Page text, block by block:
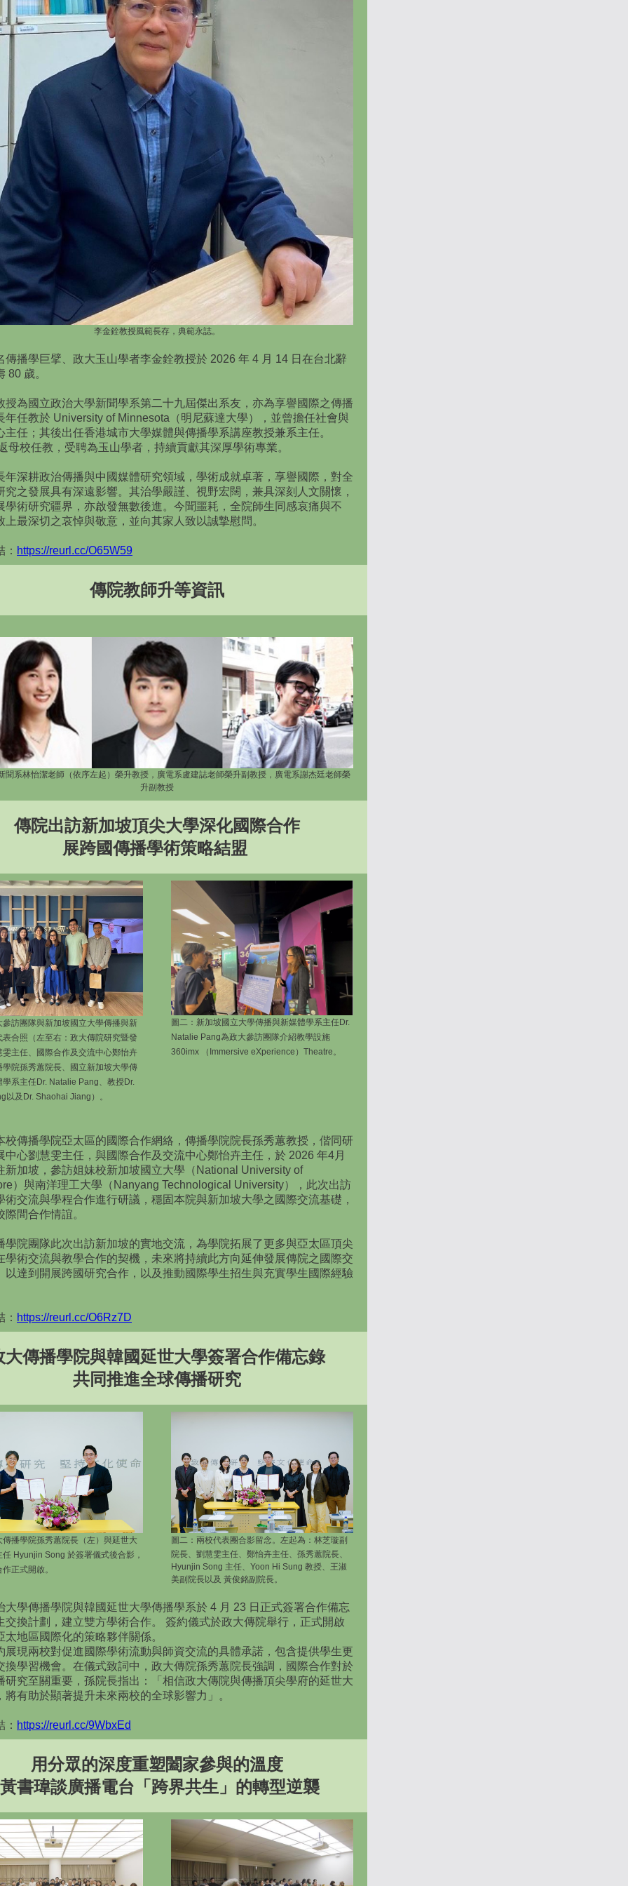
李金銓教授風範長存，典範永誌。
傳播學巨擘、政大玉山學者李金銓教授於 2026 年 4 月 14 日在台北辭
80 歲。
授為國立政治大學新聞學系第二十九屆傑出系友，亦為享譽國際之傳播
年任教於 University of Minnesota（明尼蘇達大學），並曾擔任社會與
主任；其後出任香港城市大學媒體與傳播學系講座教授兼系主任。
母校任教，受聘為玉山學者，持續貢獻其深厚學術專業。
年深耕政治傳播與中國媒體研究領域，學術成就卓著，享譽國際，對全
究之發展具有深遠影響。其治學嚴謹、視野宏闊，兼具深刻人文關懷，
學術研究疆界，亦啟發無數後進。今聞噩耗，全院師生同感哀痛與不
上最深切之哀悼與敬意，並向其家人致以誠摯慰問。
https://reurl.cc/O65W59
傳院教師升等資訊
聞系林怡潔老師（依序左起）榮升教授，廣電系盧建誌老師榮升副教授，廣電系謝杰廷老師榮
升副教授
傳院出訪新加坡頂尖大學深化國際合作
展跨國傳播學術策略結盟
參訪團隊與新加坡國立大學傳播與新
表合照（左至右：政大傳院研究暨發
雯主任、國際合作及交流中心鄭怡卉
學院孫秀蕙院長、國立新加坡大學傳
學系主任Dr. Natalie Pang、教授Dr.
以及Dr. Shaohai Jiang）。
圖二：新加坡國立大學傳播與新媒體學系主任Dr.
Natalie Pang為政大參訪團隊介紹教學設施
360imx （Immersive eXperience）Theatre。
校傳播學院亞太區的國際合作網絡，傳播學院院長孫秀蕙教授，偕同研
中心劉慧雯主任，與國際合作及交流中心鄭怡卉主任，於 2026 年4月
新加坡，參訪姐妹校新加坡國立大學（National University of
）與南洋理工大學（Nanyang Technological University），此次出訪
術交流與學程合作進行研議，穩固本院與新加坡大學之國際交流基礎，
際間合作情誼。
學院團隊此次出訪新加坡的實地交流，為學院拓展了更多與亞太區頂尖
學術交流與教學合作的契機，未來將持續此方向延伸發展傳院之國際交
以達到開展跨國研究合作，以及推動國際學生招生與充實學生國際經驗
https://reurl.cc/O6Rz7D
大傳播學院與韓國延世大學簽署合作備忘錄
共同推進全球傳播研究
傳播學院孫秀蕙院長（左）與延世大
任 Hyunjin Song 於簽署儀式後合影，
正式開啟。
圖二： 兩校代表團合影留念。左起為：林芝璇副
院長、劉慧雯主任、鄭怡卉主任、孫秀蕙院長、
Hyunjin Song 主任、Yoon Hi Sung 教授、王淑
美副院長以及 黃俊銘副院長。
大學傳播學院與韓國延世大學傳播學系於 4 月 23 日正式簽署合作備忘
交換計劃，建立雙方學術合作。 簽約儀式於政大傳院舉行，正式開啟
太地區國際化的策略夥伴關係。
展現兩校對促進國際學術流動與師資交流的具體承諾，包含提供學生更
換學習機會。在儀式致詞中，政大傳院孫秀蕙院長強調，國際合作對於
研究至關重要，孫院長指出：「相信政大傳院與傳播頂尖學府的延世大
將有助於顯著提升未來兩校的全球影響力」。
https://reurl.cc/9WbxEd
用分眾的深度重塑闔家參與的溫度
書瑋談廣播電台「跨界共生」的轉型逆襲